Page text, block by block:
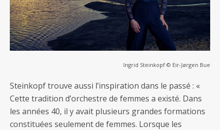
Ingrid Steinkopf © Eir-Jørgen Bue
Steinkopf trouve aussi l’inspiration dans le passé : «
Cette tradition d’orchestre de femmes a existé. Dans
les années 40, il y avait plusieurs grandes formations
constituées seulement de femmes. Lorsque les